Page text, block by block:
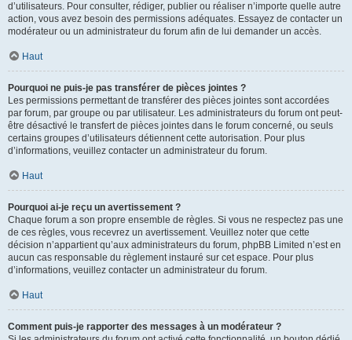
d’utilisateurs. Pour consulter, rédiger, publier ou réaliser n’importe quelle autre
action, vous avez besoin des permissions adéquates. Essayez de contacter un
modérateur ou un administrateur du forum afin de lui demander un accès.
Haut
Pourquoi ne puis-je pas transférer de pièces jointes ?
Les permissions permettant de transférer des pièces jointes sont accordées
par forum, par groupe ou par utilisateur. Les administrateurs du forum ont peut-
être désactivé le transfert de pièces jointes dans le forum concerné, ou seuls
certains groupes d’utilisateurs détiennent cette autorisation. Pour plus
d’informations, veuillez contacter un administrateur du forum.
Haut
Pourquoi ai-je reçu un avertissement ?
Chaque forum a son propre ensemble de règles. Si vous ne respectez pas une
de ces règles, vous recevrez un avertissement. Veuillez noter que cette
décision n’appartient qu’aux administrateurs du forum, phpBB Limited n’est en
aucun cas responsable du règlement instauré sur cet espace. Pour plus
d’informations, veuillez contacter un administrateur du forum.
Haut
Comment puis-je rapporter des messages à un modérateur ?